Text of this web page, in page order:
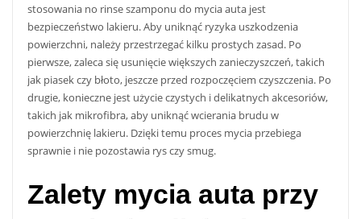
stosowania no rinse szamponu do mycia auta jest
bezpieczeństwo lakieru. Aby uniknąć ryzyka uszkodzenia
powierzchni, należy przestrzegać kilku prostych zasad. Po
pierwsze, zaleca się usunięcie większych zanieczyszczeń, takich
jak piasek czy błoto, jeszcze przed rozpoczęciem czyszczenia. Po
drugie, konieczne jest użycie czystych i delikatnych akcesoriów,
takich jak mikrofibra, aby uniknąć wcierania brudu w
powierzchnię lakieru. Dzięki temu proces mycia przebiega
sprawnie i nie pozostawia rys czy smug.
Zalety mycia auta przy